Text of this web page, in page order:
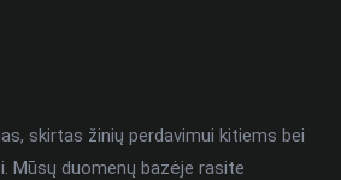
skirtas žinių perdavimui kitiems bei
Mūsų duomenų bazėje rasite